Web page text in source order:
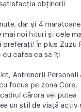
obținerii
dar și 4 maratoane
noi hituri și cele
În plus Zuzu
cu cafea ca să îți
Antrenorii Personali
focus pe zona Core,
cărora vei putea
un stil de viață activ